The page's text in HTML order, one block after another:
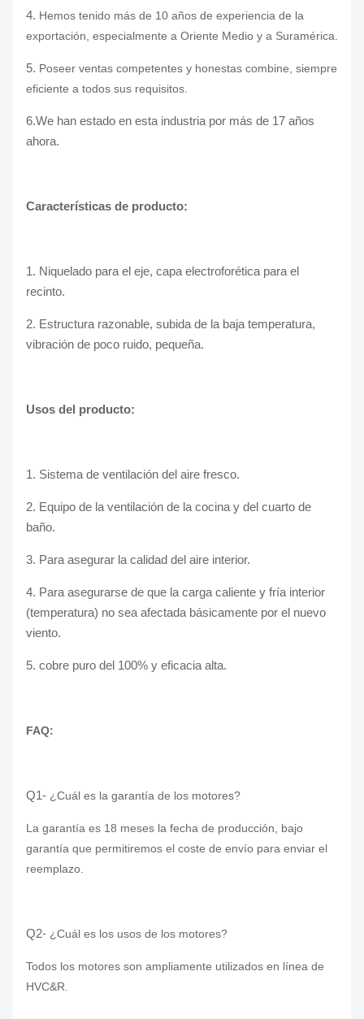
4. Hemos tenido más de 10 años de experiencia de la
exportación, especialmente a Oriente Medio y a Suramérica.
5. Poseer ventas competentes y honestas combine, siempre
eficiente a todos sus requisitos.
6.We han estado en esta industria por más de 17 años
ahora.
Características de producto:
1. Niquelado para el eje, capa electroforética para el
recinto.
2. Estructura razonable, subida de la baja temperatura,
vibración de poco ruido, pequeña.
Usos del producto:
1. Sistema de ventilación del aire fresco.
2. Equipo de la ventilación de la cocina y del cuarto de
baño.
3. Para asegurar la calidad del aire interior.
4. Para asegurarse de que la carga caliente y fría interior
(temperatura) no sea afectada básicamente por el nuevo
viento.
5. cobre puro del 100% y eficacia alta.
FAQ:
Q1- ¿Cuál es la garantía de los motores?
La garantía es 18 meses la fecha de producción, bajo
garantía que permitiremos el coste de envío para enviar el
reemplazo.
Q2- ¿Cuál es los usos de los motores?
Todos los motores son ampliamente utilizados en línea de
HVC&R.